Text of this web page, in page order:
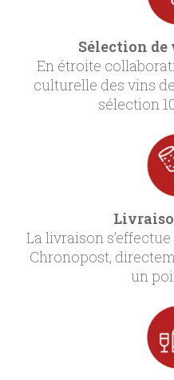
Sélection de
En étroite
culturelle des vins
sélection
La livraison
Chronopost,
un